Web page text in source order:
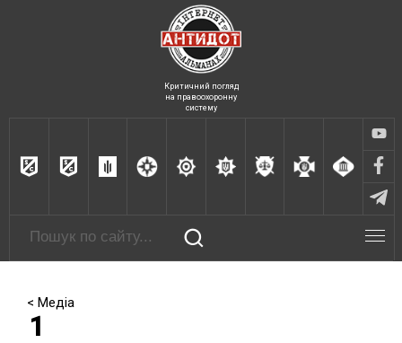
Критичний погляд
на правоохоронну
систему
< Медіа
1